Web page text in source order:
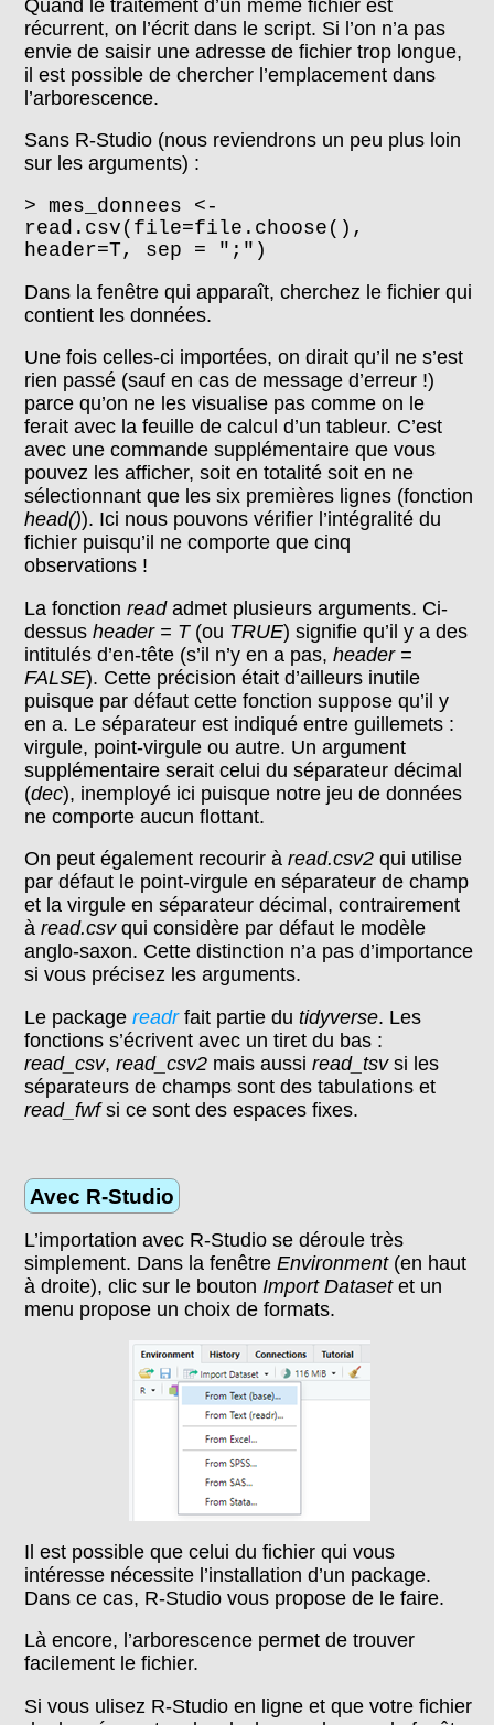
Quand le traitement d’un même fichier est
récurrent, on l’écrit dans le script. Si l’on n’a pas
envie de saisir une adresse de fichier trop longue,
il est possible de chercher l’emplacement dans
l’arborescence.
Sans R-Studio (nous reviendrons un peu plus loin
sur les arguments) :
> mes_donnees <-
read.csv(file=file.choose(),
header=T, sep = ";")
Dans la fenêtre qui apparaît, cherchez le fichier qui
contient les données.
Une fois celles-ci importées, on dirait qu’il ne s’est
rien passé (sauf en cas de message d’erreur !)
parce qu’on ne les visualise pas comme on le
ferait avec la feuille de calcul d’un tableur. C’est
avec une commande supplémentaire que vous
pouvez les afficher, soit en totalité soit en ne
sélectionnant que les six premières lignes (fonction
head()). Ici nous pouvons vérifier l’intégralité du
fichier puisqu’il ne comporte que cinq
observations !
La fonctionreadadmet plusieurs arguments. Ci-
dessusheader = T(ou TRUE) signifie qu’il y a des
intitulés d’en-tête (s’il n’y en a pas,header =
FALSE). Cette précision était d’ailleurs inutile
puisque par défaut cette fonction suppose qu’il y
en a. Le séparateur est indiqué entre guillemets :
virgule, point-virgule ou autre. Un argument
supplémentaire serait celui du séparateur décimal
(dec), inemployé ici puisque notre jeu de données
ne comporte aucun flottant.
On peut également recourir àread.csv2qui utilise
par défaut le point-virgule en séparateur de champ
et la virgule en séparateur décimal, contrairement
àread.csvqui considère par défaut le modèle
anglo-saxon. Cette distinction n’a pas d’importance
si vous précisez les arguments.
Le packagereadrfait partie dutidyverse. Les
fonctions s’écrivent avec un tiret du bas :
read_csv,read_csv2 mais aussiread_tsvsi les
séparateurs de champs sont des tabulations et
read_fwfsi ce sont des espaces fixes.
Avec R-Studio
L’importation avec R-Studio se déroule très
simplement. Dans la fenêtreEnvironment(en haut
à droite), clic sur le bouton Import Datasetet un
menu propose un choix de formats.
Il est possible que celui du fichier qui vous
intéresse nécessite l’installation d’un package.
Dans ce cas, R-Studio vous propose de le faire.
Là encore, l’arborescence permet de trouver
facilement le fichier.
Si vous ulisez R-Studio en ligne et que votre fichier